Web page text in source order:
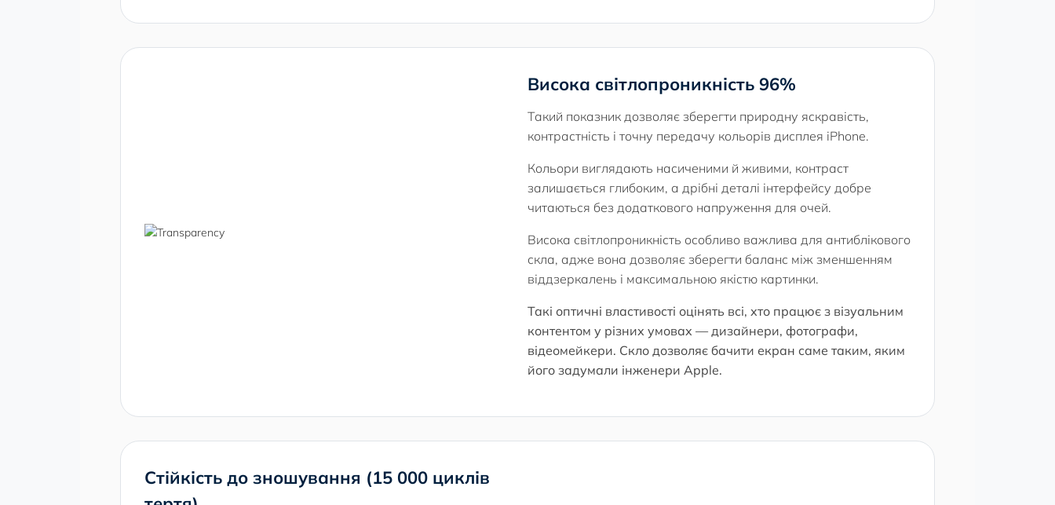
Висока світлопроникність 96%
Такий показник дозволяє зберегти природну яскравість,
контрастність і точну передачу кольорів дисплея iPhone.
Кольори виглядають насиченими й живими, контраст
залишається глибоким, а дрібні деталі інтерфейсу добре
читаються без додаткового напруження для очей.
Висока світлопроникність особливо важлива для антиблікового
скла, адже вона дозволяє зберегти баланс між зменшенням
віддзеркалень і максимальною якістю картинки.
Такі оптичні властивості оцінять всі, хто працює з візуальним
контентом у різних умовах — дизайнери, фотографи,
відеомейкери. Скло дозволяє бачити екран саме таким, яким
його задумали інженери Apple.
Стійкість до зношування (15 000 циклів